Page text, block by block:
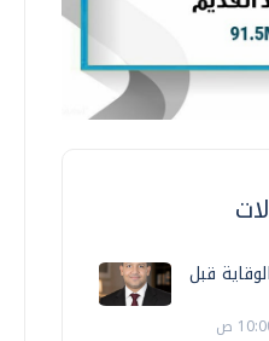
قبل